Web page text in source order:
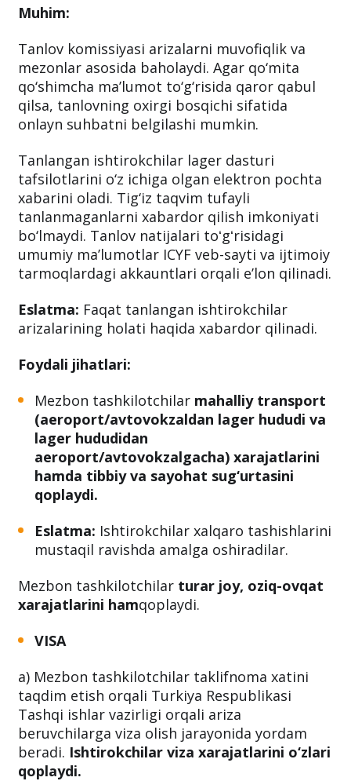
Muhim:
Tanlov komissiyasi arizalarni muvofiqlik va
mezonlar asosida baholaydi. Agar qo‘mita
qo‘shimcha ma’lumot to‘g‘risida qaror qabul
qilsa, tanlovning oxirgi bosqichi sifatida
onlayn suhbatni belgilashi mumkin.
Tanlangan ishtirokchilar lager dasturi
tafsilotlarini o‘z ichiga olgan elektron pochta
xabarini oladi. Tig‘iz taqvim tufayli
tanlanmaganlarni xabardor qilish imkoniyati
bo‘lmaydi. Tanlov natijalari toʻgʻrisidagi
umumiy maʼlumotlar ICYF veb-sayti va ijtimoiy
tarmoqlardagi akkauntlari orqali eʼlon qilinadi.
Eslatma: Faqat tanlangan ishtirokchilar
arizalarining holati haqida xabardor qilinadi.
Foydali jihatlari:
Mezbon tashkilotchilar mahalliy transport
(aeroport/avtovokzaldan lager hududi va
lager hududidan
aeroport/avtovokzalgacha) xarajatlarini
hamda tibbiy va sayohat sug‘urtasini
qoplaydi.
Eslatma: Ishtirokchilar xalqaro tashishlarini
mustaqil ravishda amalga oshiradilar.
Mezbon tashkilotchilar turar joy, oziq-ovqat
xarajatlarini hamqoplaydi.
VISA
a) Mezbon tashkilotchilar taklifnoma xatini
taqdim etish orqali Turkiya Respublikasi
Tashqi ishlar vazirligi orqali ariza
beruvchilarga viza olish jarayonida yordam
beradi. Ishtirokchilar viza xarajatlarini o‘zlari
qoplaydi.